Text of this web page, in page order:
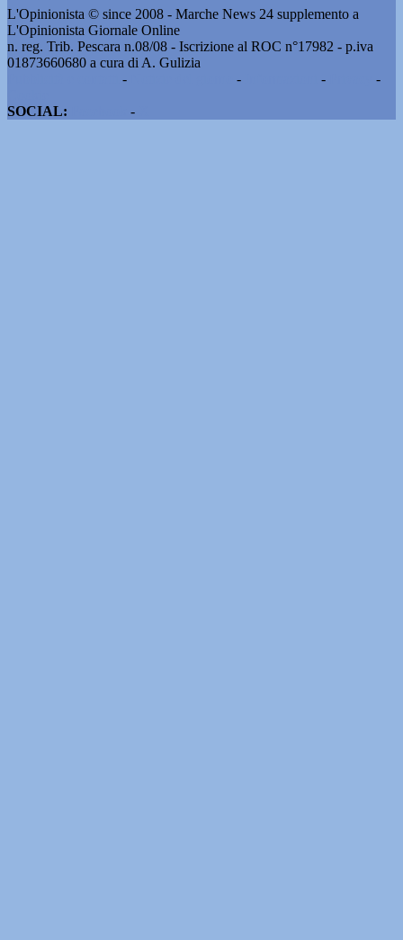
L'Opinionista © since 2008 - Marche News 24 supplemento a
L'Opinionista Giornale Online
n. reg. Trib. Pescara n.08/08 - Iscrizione al ROC n°17982 - p.iva
01873660680 a cura di A. Gulizia
- - -
-
SOCIAL:
-